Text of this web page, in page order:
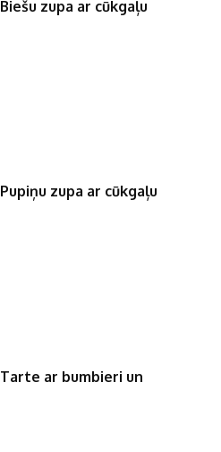
Biešu zupa ar cūkgaļu
Pupiņu zupa ar cūkgaļu
Tarte ar bumbieri un